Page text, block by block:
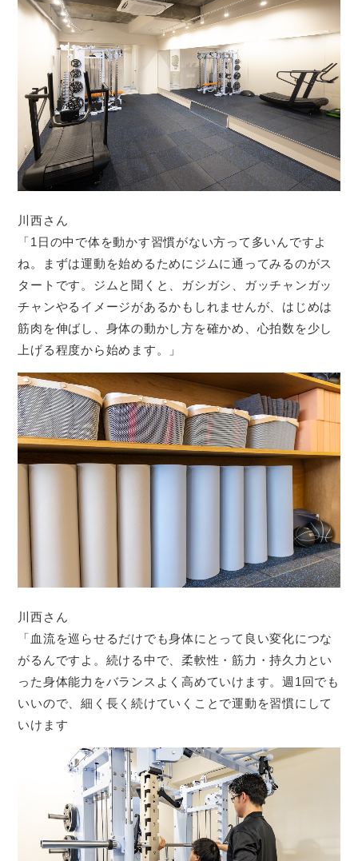
川西さん
「1日の中で体を動かす習慣がない方って多いんですよ
ね。まずは運動を始めるためにジムに通ってみるのがス
タートです。ジムと聞くと、ガシガシ、ガッチャンガッ
チャンやるイメージがあるかもしれませんが、はじめは
筋肉を伸ばし、身体の動かし方を確かめ、心拍数を少し
上げる程度から始めます。」
川西さん
「血流を巡らせるだけでも身体にとって良い変化につな
がるんですよ。続ける中で、柔軟性・筋力・持久力とい
った身体能力をバランスよく高めていけます。週1回でも
いいので、細く長く続けていくことで運動を習慣にして
いけます